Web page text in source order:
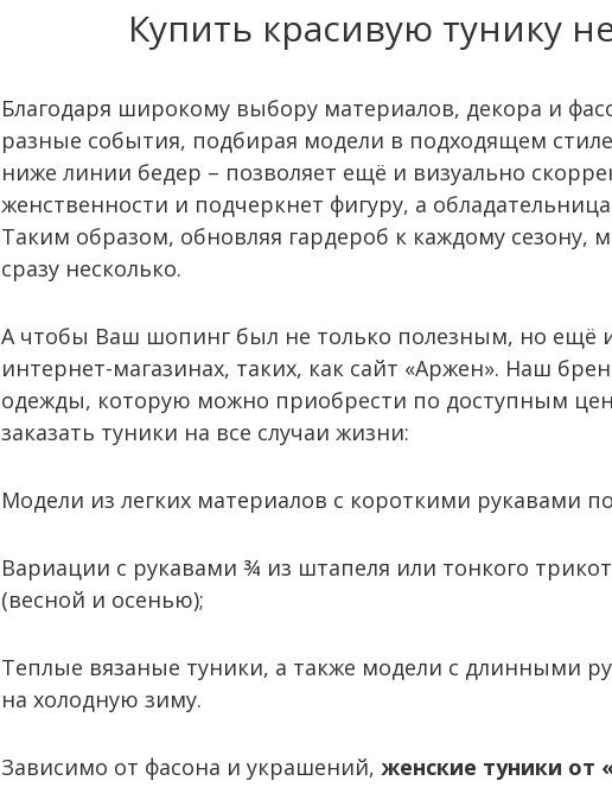
Купить красивую тунику
Благодаря широкому выбору материалов, декора и
разные события, подбирая модели в подходящем
ниже линии бедер – позволяет ещё и визуально
женственности и подчеркнет фигуру, а
Таким образом, обновляя гардероб к каждому
сразу несколько.
А чтобы Ваш шопинг был не только полезным, но ещё
интернет-магазинах, таких, как сайт «Аржен». Наш
одежды, которую можно приобрести по доступным
заказать туники на все случаи жизни:
Модели из легких материалов с короткими рукавами
Вариации с рукавами ¾ из штапеля или тонкого
(весной и осенью);
Теплые вязаные туники, а также модели с длинными
на холодную зиму.
Зависимо от фасона и украшений, женские туники от